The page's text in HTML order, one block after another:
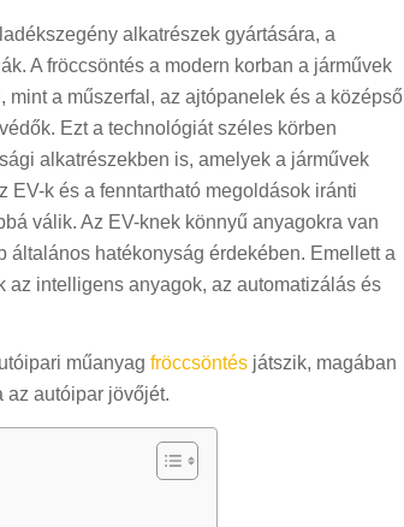
alkatrészek gyártására, a
A fröccsöntés a modern korban a járművek
a műszerfal, az ajtópanelek és a középső
Ezt a technológiát széles körben
alkatrészekben is, amelyek a járművek
k és a fenntartható megoldások iránti
válik. Az EV-knek könnyű anyagokra van
hatékonyság érdekében. Emellett a
az intelligens anyagok, az automatizálás és
műanyag fröccsöntés játszik, magában
az autóipar jövőjét.